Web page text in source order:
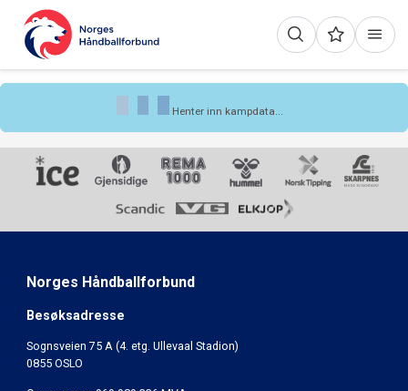
Henter inn kampdata...
Norges Håndballforbund
Besøksadresse
Sognsveien 75 A (4. etg. Ullevaal Stadion)
0855 OSLO